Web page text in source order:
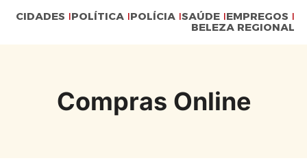
CIDADES POLÍTICA POLÍCIA SAÚDE EMPREGOS
BELEZA REGIONAL
Compras Online